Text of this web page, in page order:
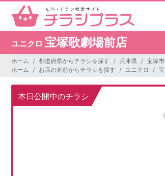
ユニクロ 宝塚歌劇場前店
ホーム 都道府県からチラシを探す 兵庫県 宝塚市
ホーム
お店の名前からチラシを探す ユニクロ
本日公開中のチラシ